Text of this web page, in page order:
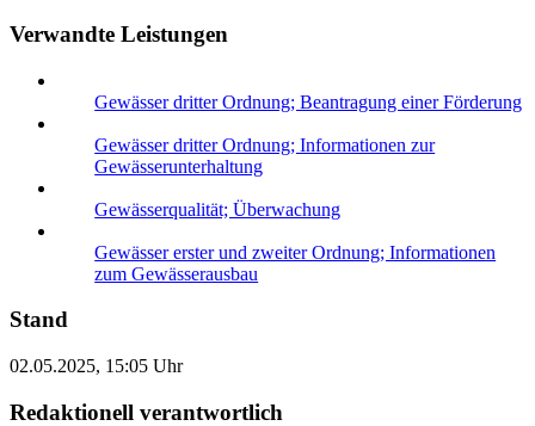
Verwandte Leistungen
Gewässer dritter Ordnung; Beantragung einer Förderung
Gewässer dritter Ordnung; Informationen zur
Gewässerunterhaltung
Gewässerqualität; Überwachung
Gewässer erster und zweiter Ordnung; Informationen
zum Gewässerausbau
Stand
02.05.2025, 15:05 Uhr
Redaktionell verantwortlich